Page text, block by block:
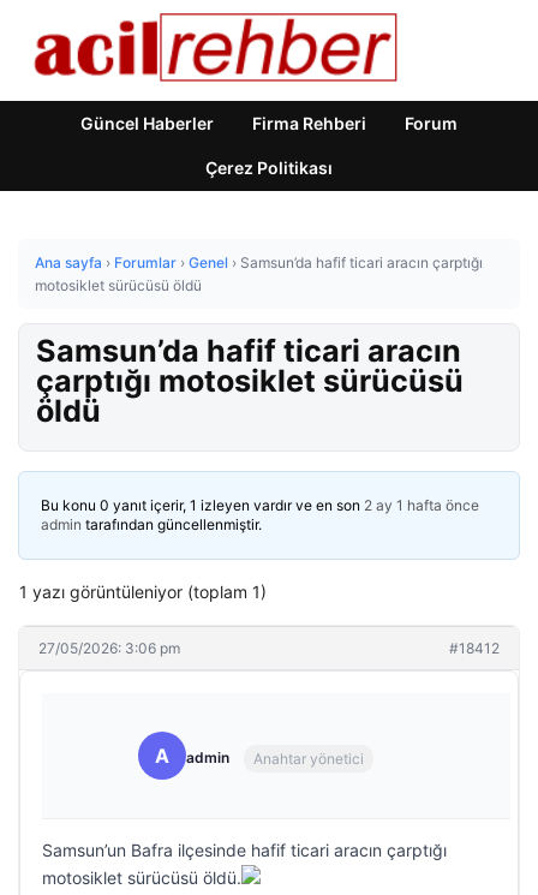
Güncel Haberler Firma Rehberi Forum
Çerez Politikası
Ana sayfa › Forumlar › Genel › Samsun’da hafif ticari aracın çarptığı
motosiklet sürücüsü öldü
Samsun’da hafif ticari aracın
çarptığı motosiklet sürücüsü
öldü
Bu konu 0 yanıt içerir, 1 izleyen vardır ve en son 2 ay 1 hafta önce
admin tarafından güncellenmiştir.
1 yazı görüntüleniyor (toplam 1)
27/05/2026: 3:06 pm #18412
A admin Anahtar yönetici
Samsun’un Bafra ilçesinde hafif ticari aracın çarptığı
motosiklet sürücüsü öldü.